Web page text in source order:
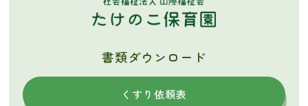
書類ダウンロード
くすり依頼表